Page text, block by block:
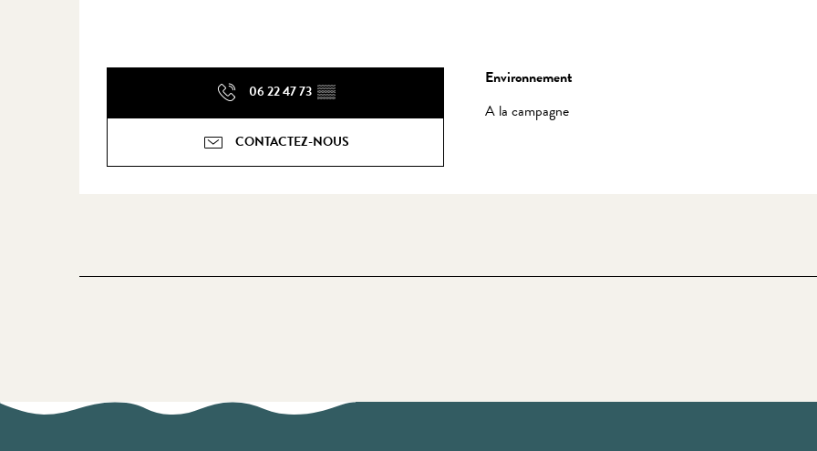
06 22 47 73 ▒▒
CONTACTEZ-NOUS
Environnement
Environnement
A la campagne